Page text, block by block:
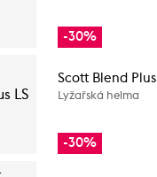
-30%
Scott Blend Plus
Lyžařská helma
-30%